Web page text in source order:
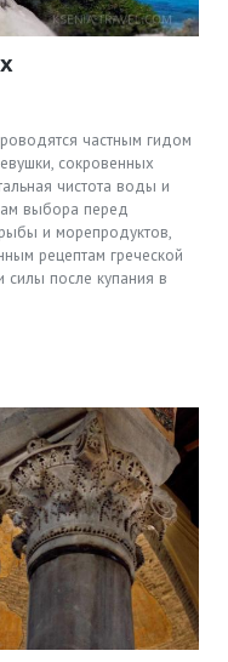
частным гидом
сокровенных
чистота воды и
выбора перед
и морепродуктов,
рецептам греческой
силы после купания в